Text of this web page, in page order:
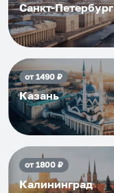
Санкт-Петербург
от1490₽
Казань
от1800₽
Калининград